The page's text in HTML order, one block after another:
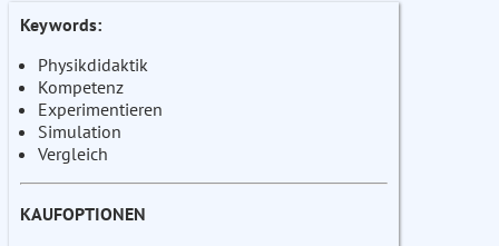
Keywords:
Physikdidaktik
Kompetenz
Experimentieren
Simulation
Vergleich
KAUFOPTIONEN